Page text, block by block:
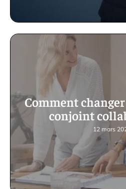
Comment
conjoint
12 mars